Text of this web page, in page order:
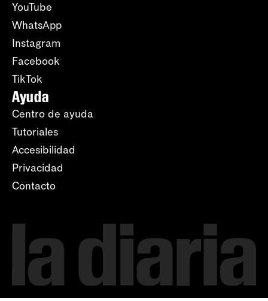
YouTube
WhatsApp
Instagram
Facebook
TikTok
Ayuda
Centro de ayuda
Tutoriales
Accesibilidad
Privacidad
Contacto